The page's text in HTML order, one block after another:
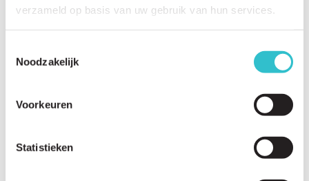
verzameld op basis van uw gebruik van hun services.
Noodzakelijk
Voorkeuren
Statistieken
Related questions
Which LAMA2 patient organizations exist worldwide?
What is the LAMA2 Forum?